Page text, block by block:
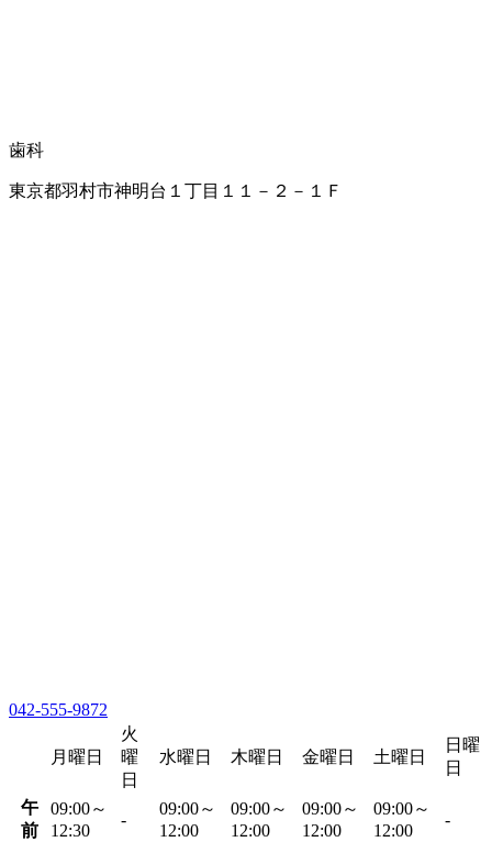
歯科
東京都羽村市神明台１丁目１１－２－１Ｆ
042-555-9872
月曜日
火
曜
日
水曜日 木曜日 金曜日 土曜日
日曜
日
午
前
09:00～
12:30
-
09:00～
12:00
09:00～
12:00
09:00～
12:00
09:00～
12:00
-